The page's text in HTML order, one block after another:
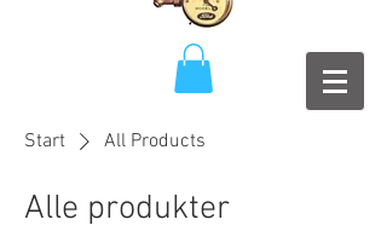
Start All Products
Alle produkter